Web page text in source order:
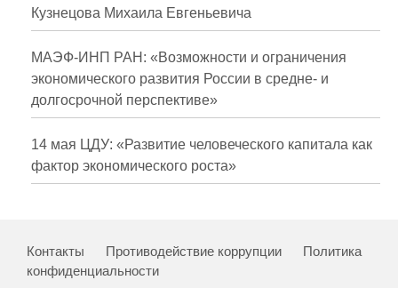
Кузнецова Михаила Евгеньевича
МАЭФ-ИНП РАН: «Возможности и ограничения
экономического развития России в средне- и
долгосрочной перспективе»
14 мая ЦДУ: «Развитие человеческого капитала как
фактор экономического роста»
Контакты Противодействие коррупции
Политика
конфиденциальности